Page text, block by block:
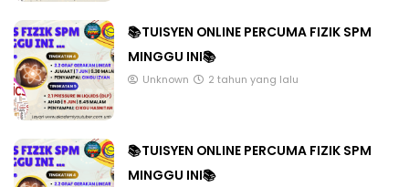
📚TUISYEN ONLINE PERCUMA FIZIK SPM
MINGGU INI📚
Unknown 2 tahun yang lalu
📚TUISYEN ONLINE PERCUMA FIZIK SPM
MINGGU INI📚